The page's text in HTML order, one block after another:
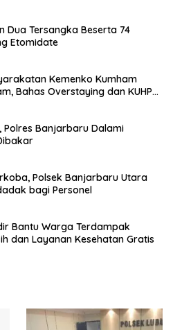
Dua Tersangka Beserta 74
Etomidate
Kemenko Kumham
Bahas Overstaying dan KUHP
Polres Banjarbaru Dalami
Polsek Banjarbaru Utara
bagi Personel
Bantu Warga Terdampak
dan Layanan Kesehatan Gratis